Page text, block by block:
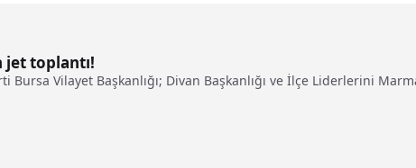
jet toplantı!
Bursa Vilayet Başkanlığı; Divan Başkanlığı ve İlçe Liderlerini